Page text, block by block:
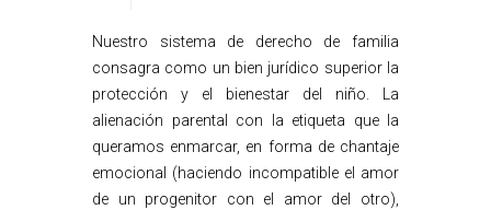
Nuestro sistema de derecho de familia
consagra como un bien jurídico superior la
protección y el bienestar del niño. La
alienación parental con la etiqueta que la
queramos enmarcar, en forma de chantaje
emocional (haciendo incompatible el amor
de un progenitor con el amor del otro),